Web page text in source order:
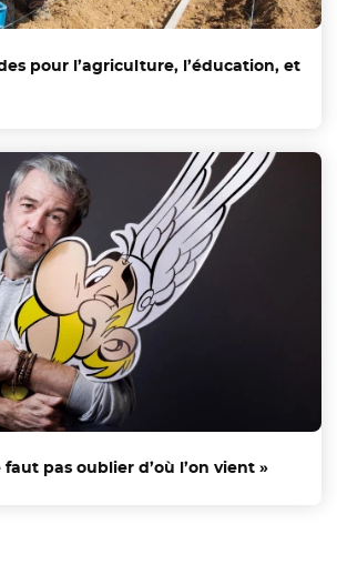
pour l’agriculture, l’éducation, et
faut pas oublier d’où l’on vient »